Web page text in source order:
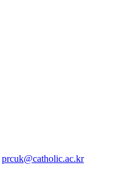
prcuk@catholic.ac.kr